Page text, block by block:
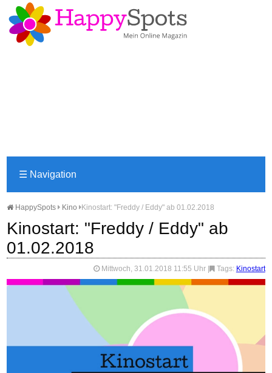
☰ Navigation
HappySpots Kino Kinostart: "Freddy / Eddy" ab 01.02.2018
Kinostart: "Freddy / Eddy" ab
01.02.2018
Mittwoch, 31.01.2018 11:55 Uhr Tags: Kinostart